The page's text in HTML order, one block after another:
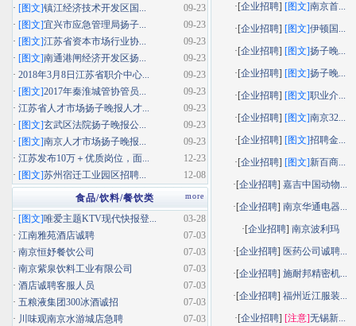
·[企业招聘] [图文]南京首...
·[企业招聘] [图文]伊顿国...
·[企业招聘] [图文]扬子晚...
·[企业招聘] [图文]扬子晚...
·[企业招聘] [图文]职业介...
·[企业招聘] [图文]南京32...
·[企业招聘] [图文]招聘金...
·[企业招聘] [图文]新百商...
·[企业招聘]嘉吉中国动物...
·[企业招聘]南京华通电器...
·[企业招聘] 南京波利玛
·[企业招聘] 医药公司诚聘...
·[企业招聘]施耐邦精密机...
·[企业招聘]福州近江服装...
·[企业招聘] [注意]无锡新...
09-23
· [图文]镇江经济技术开发区国...
09-23
· [图文]宜兴市应急管理局扬子...
09-23
· [图文]江苏省资本市场行业协...
09-23
· [图文]南通港闸经济开发区扬...
09-23
· 2018年3月8日江苏省职介中心...
09-23
· [图文]2017年秦淮城管协管员...
09-23
· 江苏省人才市场扬子晚报人才...
09-23
· [图文]玄武区法院扬子晚报公...
09-23
· [图文]南京人才市场扬子晚报...
12-23
· 江苏发布10万＋优质岗位，面...
12-08
· [图文]苏州宿迁工业园区招聘...
more
食品/饮料/餐饮类
03-28
· [图文]唯爱主题KTV现代快报登...
07-03
· 江南雅苑酒店诚聘
07-03
· 南京恒妤餐饮公司
07-03
· 南京紫泉饮料工业有限公司
07-03
· 酒店诚聘客服人员
07-03
· 五粮液集团300冰酒诚招
07-03
· 川味观南京水游城店急聘